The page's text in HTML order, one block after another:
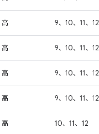
高 9、10、11、12
高 9、10、11、12
高 9、10、11、12
高 9、10、11、12
高 10、11、12